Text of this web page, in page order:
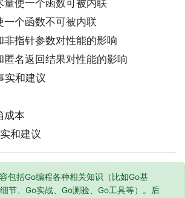
量使一个函数可被内联
一个函数不可被内联
非指针参数对性能的影响
匿名返回结果对性能的影响
实和建议
成本
和建议
包括Go编程各种相关知识（比如Go基
节、Go实战、Go测验、Go工具等）。后